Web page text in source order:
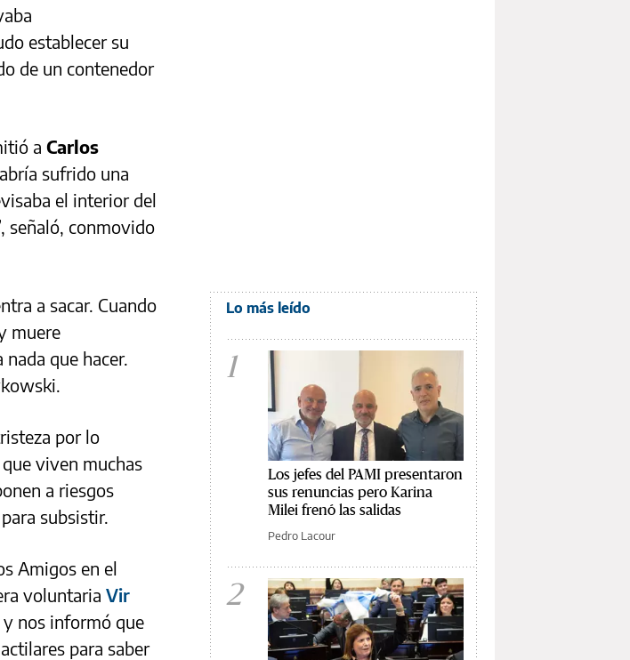
establecer su
de un contenedor
a Carlos
sufrido una
el interior del
señaló, conmovido
a sacar. Cuando
muere
que hacer.
por lo
viven muchas
a riesgos
subsistir.
Amigos en el
voluntaria Vir
y nos informó que
para saber
Lo más leído
1
Los jefes del PAMI presentaron
sus renuncias pero Karina
Milei frenó las salidas
Pedro Lacour
2